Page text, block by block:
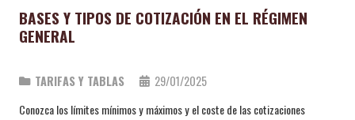
BASES Y TIPOS DE COTIZACIÓN EN EL RÉGIMEN
GENERAL
TARIFAS Y TABLAS
29/01/2025
Conozca los límites mínimos y máximos y el coste de las cotizaciones